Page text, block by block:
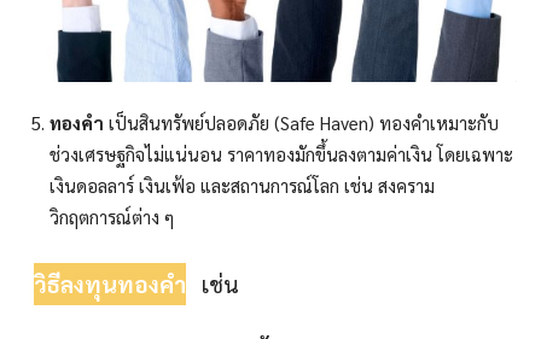
ทองคำ เป็นสินทรัพย์ปลอดภัย (Safe Haven) ทองคำเหมาะกับ
ช่วงเศรษฐกิจไม่แน่นอน ราคาทองมักขึ้นลงตามค่าเงิน โดยเฉพาะ
เงินดอลลาร์ เงินเฟ้อ และสถานการณ์โลก เช่น สงคราม
วิกฤตการณ์ต่าง ๆ
วิธีลงทุนทองคำ เช่น